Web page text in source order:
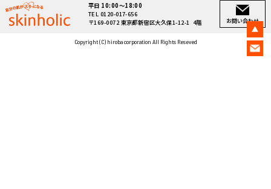
平日 10:00～18:00
TEL 0120-017-656
〒169-0072 東京都新宿区大久保1-12-1 4階
お問い合わせ
Copyright (C) hiroba corporation All Rights Reseved